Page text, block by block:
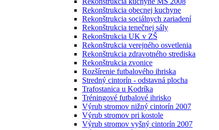
Rekonštrukcia obecnej kuchyne
Rekonštrukcia sociálnych zariadení
Rekonštrukcia tenečnej sály
Rekonštrukcia UK v ZŠ
Rekonštrukcia verejného osvetlenia
Rekonštrukcia zdravotného strediska
Rekonštrukcia zvonice
Rozšírenie futbalového ihriska
Stredný cintorín - odstavná plocha
Trafostanica u Kodríka
Tréningové futbalové ihrisko
Výrub stromov nižný cintorín 2007
Výrub stromov pri kostole
Výrub stromov vyšný cintorín 2007